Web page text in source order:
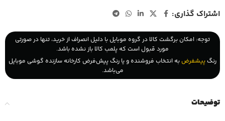
اشتراک گذاری:
توجه: امکان برگشت کالا در گروه موبایل با دلیل انصراف از خرید، تنها در صورتی
مورد قبول است که پلمب کالا باز نشده باشد.
رنگ پیشفرض به انتخاب فروشنده و یا رنگ پیش‌فرض کارخانه سازنده گوشی موبایل
می‌باشد.
توضیحات